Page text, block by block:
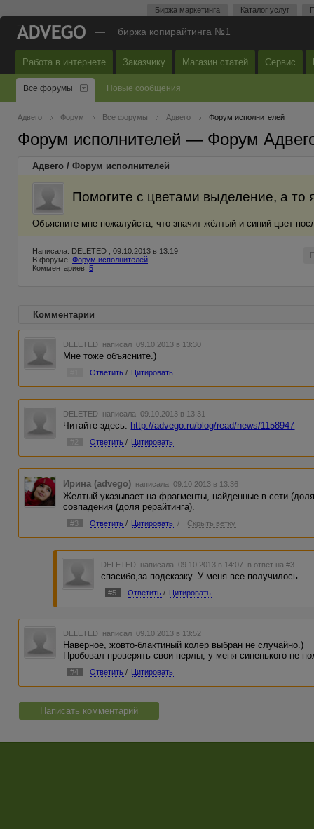
Биржа маркетинга Каталог услуг
— биржа копирайтинга №1
Работа в интернете Заказчику Магазин статей Сервис
Все форумы Новые сообщения
Адвего Форум Все форумы Адвего Форум исполнителей
Форум исполнителей — Форум
Адвего / Форум исполнителей
Помогите с цветами выделение, а то
Объясните мне пожалуйста, что значит жёлтый и синий цвет
Написала: DELETED , 09.10.2013 в 13:19
В форуме: Форум исполнителей
Комментариев: 5
Комментарии
DELETED написал 09.10.2013 в 13:30
Мне тоже объясните.)
Ответить / Цитировать
DELETED написала 09.10.2013 в 13:31
Читайте здесь: http://advego.ru/blog/read/news/1158947
#2 Ответить / Цитировать
Ирина (advego) написала 09.10.2013 в 13:36
Желтый указывает на фрагменты, найденные в сети
совпадения (доля рерайтинга).
#3 Ответить / Цитировать / Скрыть ветку
DELETED написала 09.10.2013 в 14:07 в ответ на #3
спасибо,за подсказку. У меня все получилось.
#5 Ответить / Цитировать
DELETED написал 09.10.2013 в 13:52
Наверное, жовто-блактиный колер выбран не случайно.)
Пробовал проверять свои перлы, у меня синенького не
#4 Ответить / Цитировать
Написать комментарий